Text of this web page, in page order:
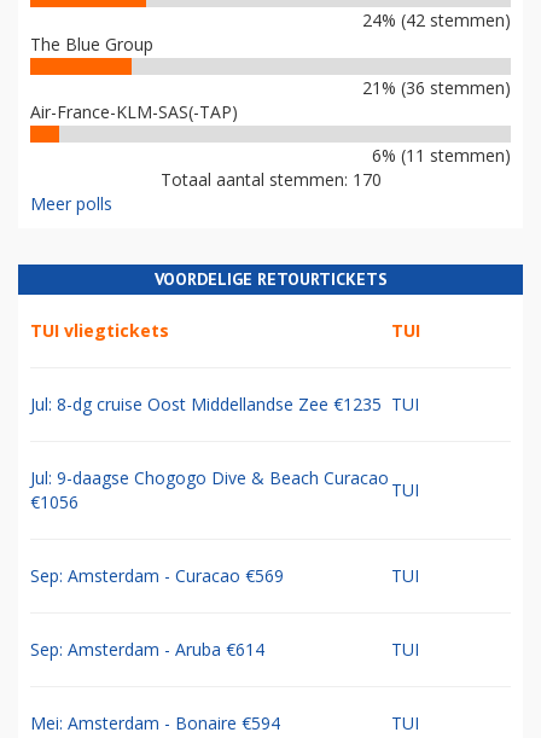
24% (42 stemmen)
The Blue Group
21% (36 stemmen)
Air-France-KLM-SAS(-TAP)
6% (11 stemmen)
Totaal aantal stemmen: 170
Meer polls
VOORDELIGE RETOURTICKETS
TUI vliegtickets TUI
Jul: 8-dg cruise Oost Middellandse Zee €1235 TUI
Jul: 9-daagse Chogogo Dive & Beach Curacao
€1056
TUI
Sep: Amsterdam - Curacao €569 TUI
Sep: Amsterdam - Aruba €614 TUI
Mei: Amsterdam - Bonaire €594 TUI